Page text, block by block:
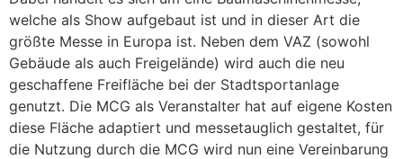
welche als Show aufgebaut ist und in dieser Art die
größte Messe in Europa ist. Neben dem VAZ (sowohl
Gebäude als auch Freigelände) wird auch die neu
geschaffene Freifläche bei der Stadtsportanlage
genutzt. Die MCG als Veranstalter hat auf eigene Kosten
diese Fläche adaptiert und messetauglich gestaltet, für
die Nutzung durch die MCG wird nun eine Vereinbarung